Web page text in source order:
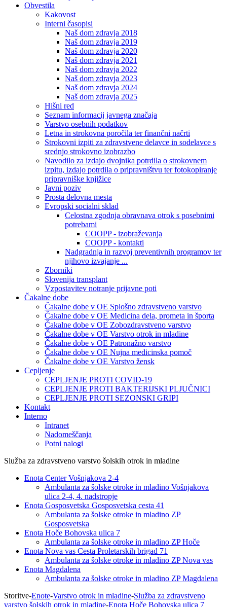
Obvestila
Kakovost
Interni časopisi
Naš dom zdravja 2018
Naš dom zdravja 2019
Naš dom zdravja 2020
Naš dom zdravja 2021
Naš dom zdravja 2022
Naš dom zdravja 2023
Naš dom zdravja 2024
Naš dom zdravja 2025
Hišni red
Seznam informacij javnega značaja
Varstvo osebnih podatkov
Letna in strokovna poročila ter finančni načrti
Strokovni izpiti za zdravstvene delavce in sodelavce s
srednjo strokovno izobrazbo
Navodilo za izdajo dvojnika potrdila o strokovnem
izpitu, izdajo potrdila o pripravništvu ter fotokopiranje
pripravniške knjižice
Javni poziv
Prosta delovna mesta
Evropski socialni sklad
Celostna zgodnja obravnava otrok s posebnimi
potrebami
COOPP - izobraževanja
COOPP - kontakti
Nadgradnja in razvoj preventivnih programov ter
njihovo izvajanje ...
Zborniki
Slovenija transplant
Vzpostavitev notranje prijavne poti
Čakalne dobe
Čakalne dobe v OE Splošno zdravstveno varstvo
Čakalne dobe v OE Medicina dela, prometa in športa
Čakalne dobe v OE Zobozdravstveno varstvo
Čakalne dobe v OE Varstvo otrok in mladine
Čakalne dobe v OE Patronažno varstvo
Čakalne dobe v OE Nujna medicinska pomoč
Čakalne dobe v OE Varstvo žensk
Cepljenje
CEPLJENJE PROTI COVID-19
CEPLJENJE PROTI BAKTERIJSKI PLJUČNICI
CEPLJENJE PROTI SEZONSKI GRIPI
Kontakt
Interno
Intranet
Nadomeščanja
Potni nalogi
Služba za zdravstveno varstvo šolskih otrok in mladine
Enota Center Vošnjakova 2-4
Ambulanta za šolske otroke in mladino Vošnjakova
ulica 2-4, 4. nadstropje
Enota Gosposvetska Gosposvetska cesta 41
Ambulanta za šolske otroke in mladino ZP
Gosposvetska
Enota Hoče Bohovska ulica 7
Ambulanta za šolske otroke in mladino ZP Hoče
Enota Nova vas Cesta Proletarskih brigad 71
Ambulanta za šolske otroke in mladino ZP Nova vas
Enota Magdalena
Ambulanta za šolske otroke in mladino ZP Magdalena
Storitve-Enote-Varstvo otrok in mladine-Služba za zdravstveno
varstvo šolskih otrok in mladine-Enota Hoče Bohovska ulica 7